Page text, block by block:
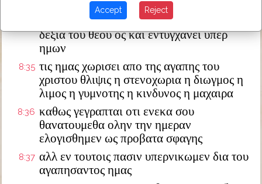
τις ο κατακρινων χριστος ο αποθανων
μαλλον δε και εγερθεις ος και εστιν εν
δεξια του θεου ος και εντυγχανει υπερ
ημων
8:35 τις ημας χωρισει απο της αγαπης του
χριστου θλιψις η στενοχωρια η διωγμος η
λιμος η γυμνοτης η κινδυνος η μαχαιρα
8:36 καθως γεγραπται οτι ενεκα σου
θανατουμεθα ολην την ημεραν
ελογισθημεν ως προβατα σφαγης
8:37 αλλ εν τουτοις πασιν υπερνικωμεν δια του
αγαπησαντος ημας
Accept Reject